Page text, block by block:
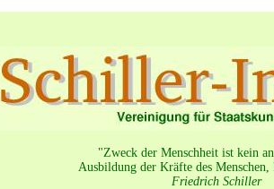
"Zweck der Menschheit ist kein
Ausbildung der Kräfte des
Friedrich Schiller